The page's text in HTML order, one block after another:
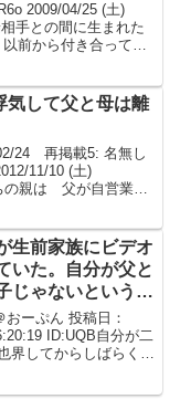
2009/04/25 (土)
手との間に生まれた
前から付き合ってい
て私は...
気して父と母は離
24 再掲載5: 名無し
11/10 (土)
の親は 父が自営業
生前家族にビデオ
いた。自分が父と
じゃないという衝
ングアウトした
ーぷん 投稿日：
ID:UQB自分が二
界してからしばらくし